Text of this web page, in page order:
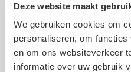
Deze website maakt
We gebruiken cookies om
personaliseren, om
en om ons websiteverkeer
informatie over uw gebruik
steun goed bij
doneer!